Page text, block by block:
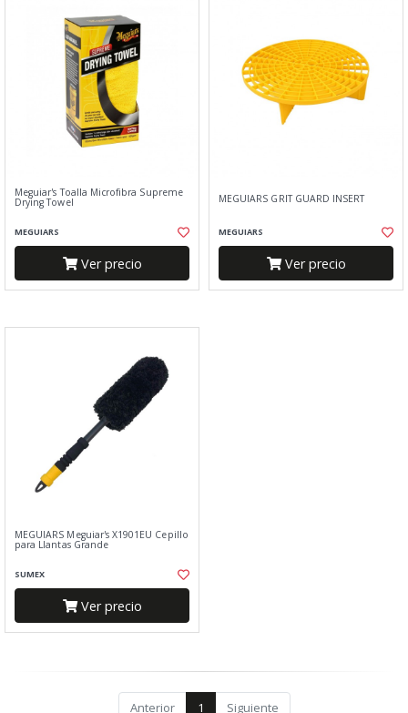
Meguiar's Toalla Microfibra Supreme
Drying Towel
MEGUIARS
Ver precio
MEGUIARS GRIT GUARD INSERT
MEGUIARS
Ver precio
MEGUIARS Meguiar's X1901EU Cepillo
para Llantas Grande
SUMEX
Ver precio
Anterior 1 Siguiente